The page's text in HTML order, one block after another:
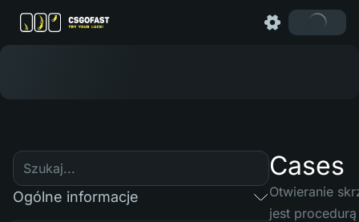
Ogólne informacje
Cases
Otwieranie
jest